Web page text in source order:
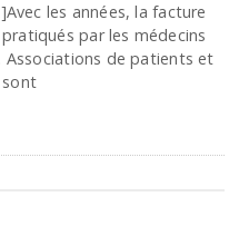
les années, la facture
par les médecins
Associations de patients et
sont